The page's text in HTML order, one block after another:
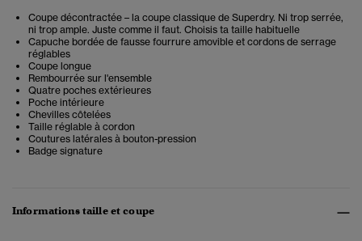
Coupe décontractée – la coupe classique de Superdry. Ni trop serrée,
ni trop ample. Juste comme il faut. Choisis ta taille habituelle
Capuche bordée de fausse fourrure amovible et cordons de serrage
réglables
Coupe longue
Rembourrée sur l'ensemble
Quatre poches extérieures
Poche intérieure
Chevilles côtelées
Taille réglable à cordon
Coutures latérales à bouton-pression
Badge signature
Informations taille et coupe